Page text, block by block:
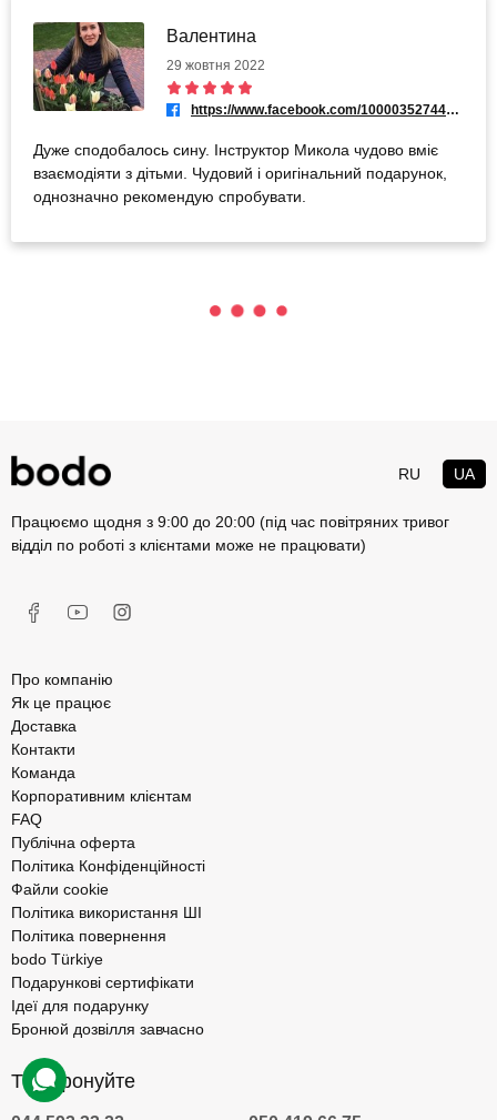
Валентина
29 жовтня 2022
https://www.facebook.com/100003527440970
Дуже сподобалось сину. Інструктор Микола чудово вміє
взаємодіяти з дітьми. Чудовий і оригінальний подарунок,
однозначно рекомендую спробувати.
RU UA
Працюємо щодня з 9:00 до 20:00 (під час повітряних тривог
відділ по роботі з клієнтами може не працювати)
Про компанію
Як це працює
Доставка
Контакти
Команда
Корпоративним клієнтам
FAQ
Публічна оферта
Політика Конфіденційності
Файли cookie
Політика використання ШІ
Політика повернення
bodo Türkiye
Подарункові сертифікати
Ідеї для подарунку
Бронюй дозвілля завчасно
Телефонуйте